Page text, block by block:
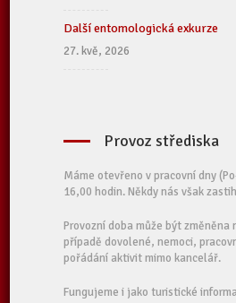
Další entomologická exkurze
27. kvě, 2026
Provoz střediska
Máme otevřeno v pracovní dny
16,00 hodin. Někdy nás však
Provozní doba může být změněna
případě dovolené, nemoci,
pořádání aktivit mimo kancelář.
Fungujeme i jako turistické